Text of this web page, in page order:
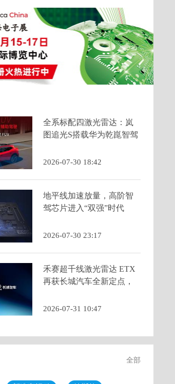
全系标配四激光雷达：岚
图追光S搭载华为乾崑智驾
FUV新品类
2026-07-30 18:42
地平线加速放量，高阶智
驾芯片进入“双强”时代
2026-07-30 23:17
禾赛超千线激光雷达 ETX
再获长城汽车全新定点，
2026-07-31 10:47
全部